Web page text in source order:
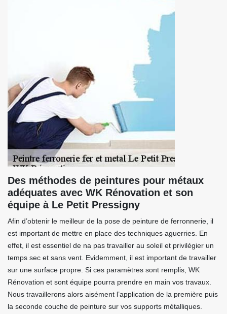
Des méthodes de peintures pour métaux
adéquates avec WK Rénovation et son
équipe à Le Petit Pressigny
Afin d’obtenir le meilleur de la pose de peinture de ferronnerie, il
est important de mettre en place des techniques aguerries. En
effet, il est essentiel de na pas travailler au soleil et privilégier un
temps sec et sans vent. Evidemment, il est important de travailler
sur une surface propre. Si ces paramètres sont remplis, WK
Rénovation et sont équipe pourra prendre en main vos travaux.
Nous travaillerons alors aisément l’application de la première puis
la seconde couche de peinture sur vos supports métalliques.